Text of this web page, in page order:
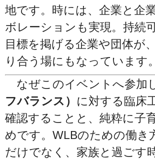
地です。時には、企業と企
ボレーションも実現。持続
目標を掲げる企業や団体が
り合う場にもなっています。
なぜこのイベントへ参加
フバランス） に対する臨床
確認することと、純粋に子
めです。WLBのための働き
だけでなく、家族と過ごす